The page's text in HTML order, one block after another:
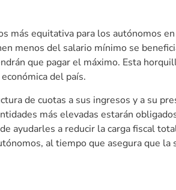
más equitativa para los autónomos
menos del salario mínimo se
que pagar el máximo. Esta
del país.
de cuotas a sus ingresos y a su
más elevadas estarán
ayudarles a reducir la carga fiscal
al tiempo que asegura que la